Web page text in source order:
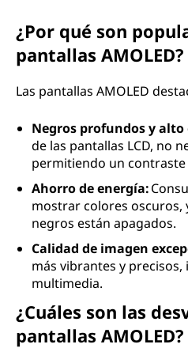
¿Por qué son
pantallas AMOLED?
Las pantallas AMOLED
Negros profundos y
de las pantallas LCD, no
permitiendo un contraste
Ahorro de energía:
mostrar colores oscuros,
negros están apagados.
Calidad de imagen
más vibrantes y
multimedia.
¿Cuáles son las
pantallas AMOLED?